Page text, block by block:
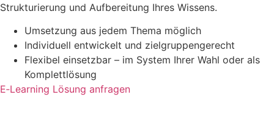
Strukturierung und Aufbereitung Ihres Wissens.
Umsetzung aus jedem Thema möglich
Individuell entwickelt und zielgruppengerecht
Flexibel einsetzbar – im System Ihrer Wahl oder als
Komplettlösung
E‑Learning Lösung anfragen